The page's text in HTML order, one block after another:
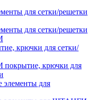
для сетки/решетки
для сетки/решетки
крючки для сетки/
крючки для
элементы для